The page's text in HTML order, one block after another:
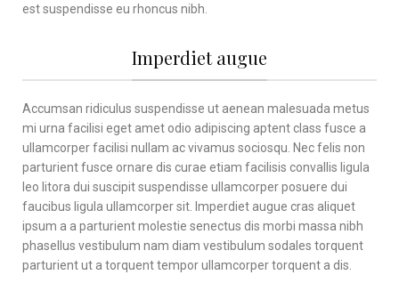
est suspendisse eu rhoncus nibh.
Imperdiet augue
Accumsan ridiculus suspendisse ut aenean malesuada metus
mi urna facilisi eget amet odio adipiscing aptent class fusce a
ullamcorper facilisi nullam ac vivamus sociosqu. Nec felis non
parturient fusce ornare dis curae etiam facilisis convallis ligula
leo litora dui suscipit suspendisse ullamcorper posuere dui
faucibus ligula ullamcorper sit. Imperdiet augue cras aliquet
ipsum a a parturient molestie senectus dis morbi massa nibh
phasellus vestibulum nam diam vestibulum sodales torquent
parturient ut a torquent tempor ullamcorper torquent a dis.